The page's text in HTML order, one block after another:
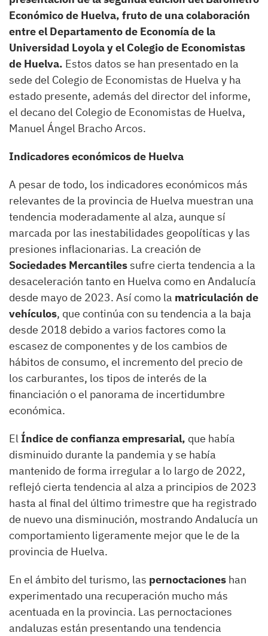
Económico de Huelva, fruto de una colaboración
entre el Departamento de Economía de la
Universidad Loyola y el Colegio de Economistas
de Huelva. Estos datos se han presentado en la
sede del Colegio de Economistas de Huelva y ha
estado presente, además del director del informe,
el decano del Colegio de Economistas de Huelva,
Manuel Ángel Bracho Arcos.
Indicadores económicos de Huelva
A pesar de todo, los indicadores económicos más
relevantes de la provincia de Huelva muestran una
tendencia moderadamente al alza, aunque sí
marcada por las inestabilidades geopolíticas y las
presiones inflacionarias. La creación de
Sociedades Mercantilessufre cierta tendencia a la
desaceleración tanto en Huelva como en Andalucía
desde mayo de 2023. Así como la matriculación de
vehículos, que continúa con su tendencia a la baja
desde 2018 debido a varios factores como la
escasez de componentes y de los cambios de
hábitos de consumo, el incremento del precio de
los carburantes, los tipos de interés de la
financiación o el panorama de incertidumbre
económica.
El Índice de confianza empresarial, que había
disminuido durante la pandemia y se había
mantenido de forma irregular a lo largo de 2022,
reflejó cierta tendencia al alza a principios de 2023
hasta al final del último trimestre que ha registrado
de nuevo una disminución, mostrando Andalucía un
comportamiento ligeramente mejor que le de la
provincia de Huelva.
En el ámbito del turismo, las pernoctaciones han
experimentado una recuperación mucho más
acentuada en la provincia. Las pernoctaciones
andaluzas están presentando una tendencia